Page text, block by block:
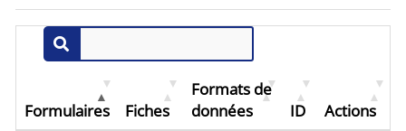
Formulaires Fiches
Formats de
données
ID Actions